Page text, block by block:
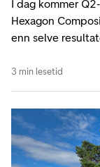
I dag kommer
Hexagon
enn selve
3 min lesetid